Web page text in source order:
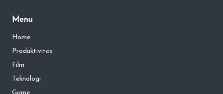
Menu
Home
Produktivitas
Film
Teknologi